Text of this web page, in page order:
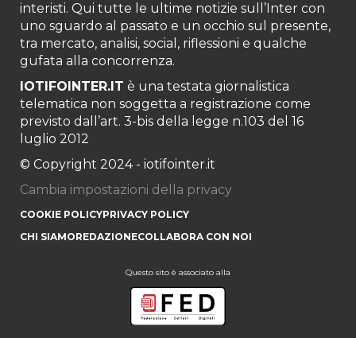
interisti. Qui tutte le ultime notizie sull’Inter con
uno sguardo al passato e un occhio sul presente,
tra mercato, analisi, social, riflessioni e qualche
gufata alla concorrenza.
IOTIFOINTER.IT è una testata giornalistica
telematica non soggetta a registrazione come
previsto dall’art. 3-bis della legge n.103 del 16
luglio 2012
© Copyright 2024 - iotifointer.it
Cambia impostazioni della privacy
COOKIE POLICYPRIVACY POLICY
CHI SIAMOREDAZIONECOLLABORA CON NOI
Questo sito è associato alla